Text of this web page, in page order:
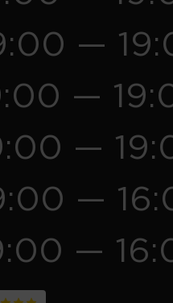
—
—
—
—
—